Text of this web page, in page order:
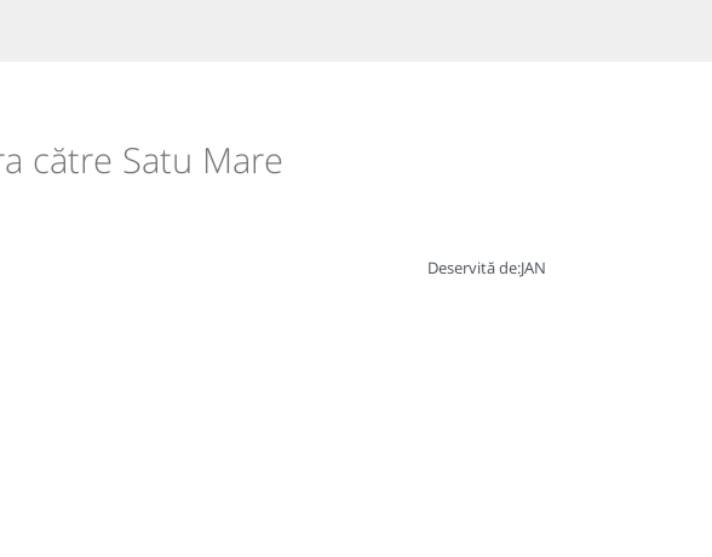
către Satu Mare
Deservită de:JAN